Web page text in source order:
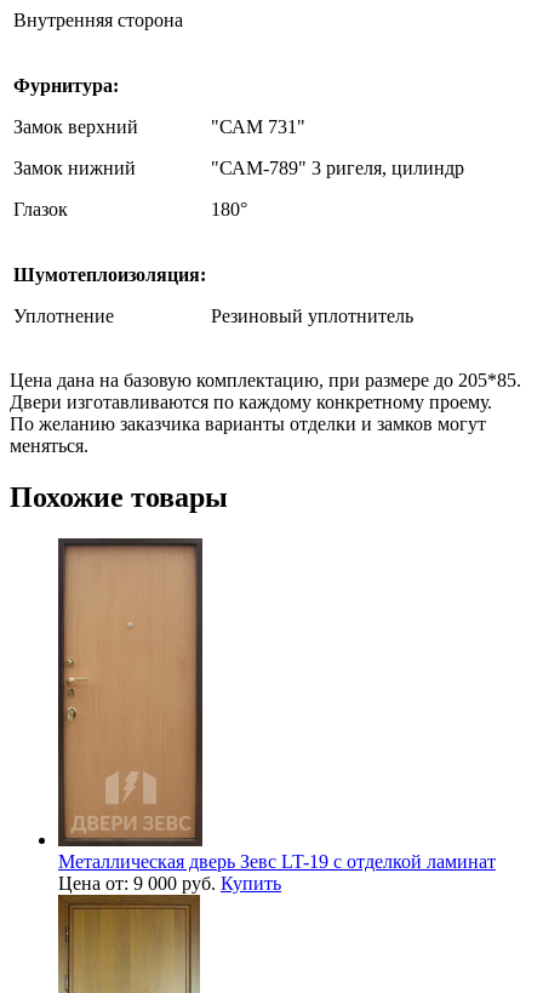
Внутренняя сторона
Фурнитура:
Замок верхний
Замок нижний
Глазок
"САМ 731"
"САМ-789" 3 ригеля, цилиндр
180°
Шумотеплоизоляция:
Уплотнение
Резиновый уплотнитель
Цена дана на базовую комплектацию, при размере до 205*85.
Двери изготавливаются по каждому конкретному проему.
По желанию заказчика варианты отделки и замков могут
меняться.
Похожие товары
Металлическая дверь Зевс LT-19 с отделкой ламинат
Цена от: 9 000 руб. Купить